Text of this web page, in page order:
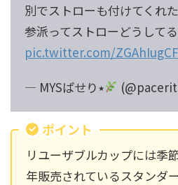
別でストローも付けてくれ
参派ってストローどうして
pic.twitter.com/
— MYSぱせり٭
ポイント
リユーザブルカップには季
年販売されているスタンダ